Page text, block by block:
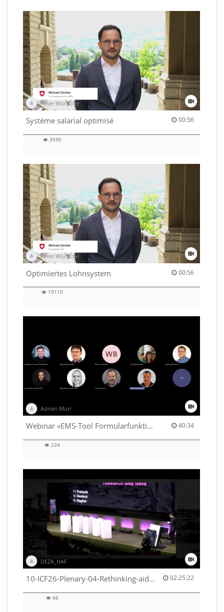
Peter Wünsche
Système salarial optimisé 00:56
00:56 duration
3590
Peter Wünsche
Optimiertes Lohnsystem 00:56
00:56 duration
19110
Adrian Muri
Webinar «EMS-Tool Formularfunktion» 40:34
40:34 duration
224
DEZA_HAF
10-ICF26-Plenary-04-Rethinking-aid-deliveries-for-greater-impact-with-existing-resources-53529531710001791 02:25:22
02:25:22 duration
66